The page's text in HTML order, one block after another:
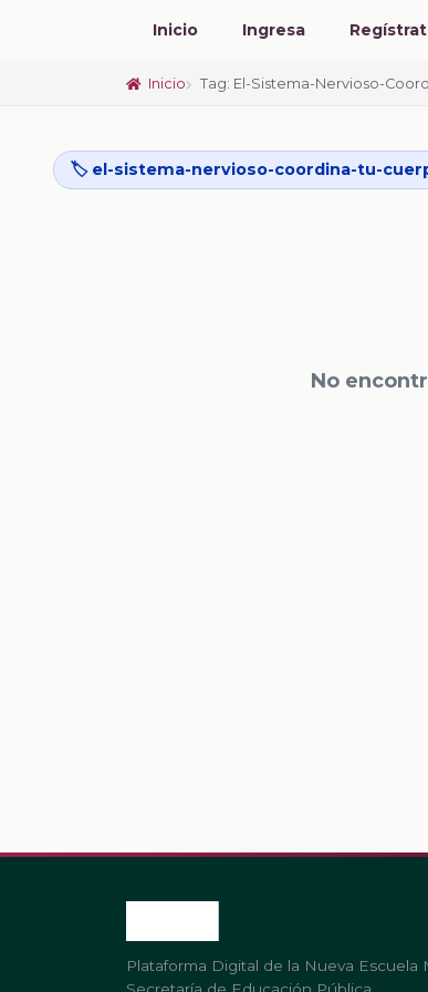
Inicio Ingresa
Inicio Tag: El-Sistema-Nervioso-
🏷️ el-sistema-nervioso-coordina-tu-
No
Plataforma Digital de la Nueva Escuela